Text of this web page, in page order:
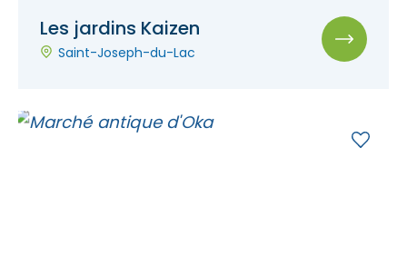
Les jardins Kaizen
Saint-Joseph-du-Lac